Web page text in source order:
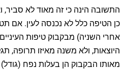
התשובה הינה כי זה מאוד לא סביר,
כן הטיפה כלל לא נכנסה לעין. אם
אחרי השניה) מבקבוק טיפות
היוצאות, ולא משנה מאיזו תרופה,
מאותו הבקבוק הן בעלות נפח